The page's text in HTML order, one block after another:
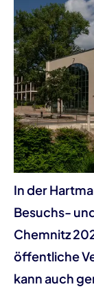
In der
Besuchs-
Chemnitz
öffentliche
kann auch